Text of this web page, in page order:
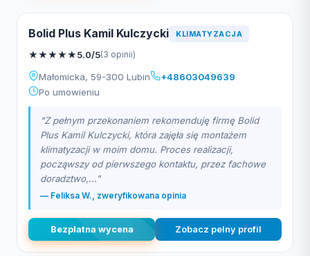
Bolid Plus Kamil Kulczycki KLIMATYZACJA
★★★★★5.0/5(3 opinii)
Małomicka, 59-300 Lubin
+48603049639
Po umowieniu
"Z pełnym przekonaniem rekomenduję firmę Bolid
Plus Kamil Kulczycki, która zajęła się montażem
klimatyzacji w moim domu. Proces realizacji,
począwszy od pierwszego kontaktu, przez fachowe
doradztwo,..."
— Feliksa W., zweryfikowana opinia
Bezplatna wycena Zobacz pelny profil